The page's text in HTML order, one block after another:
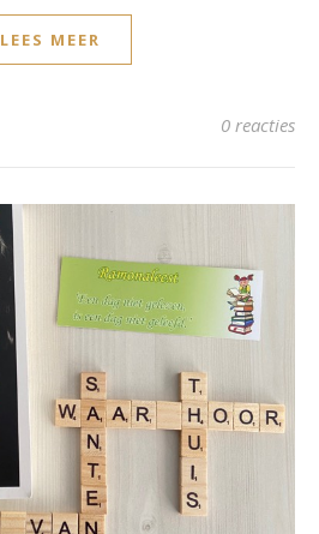
LEES MEER
0 reacties